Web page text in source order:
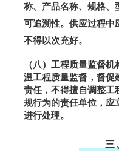
称、产品名称、规格、
可追溯性。供应过程中
不得以次充好。
（八）工程质量监督
温工程质量监督，督促
责任，不得擅自调整工
规行为的责任单位，应
进行处理。
三